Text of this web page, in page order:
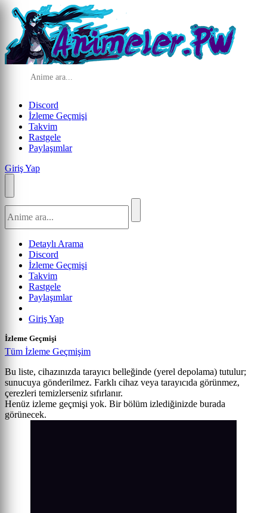
Discord
İzleme Geçmişi
Takvim
Rastgele
Paylaşımlar
Giriş Yap
Detaylı Arama
Discord
İzleme Geçmişi
Takvim
Rastgele
Paylaşımlar
Giriş Yap
İzleme Geçmişi
Tüm İzleme Geçmişim
Bu liste, cihazınızda tarayıcı belleğinde (yerel depolama) tutulur;
sunucuya gönderilmez. Farklı cihaz veya tarayıcıda görünmez,
çerezleri temizlerseniz sıfırlanır.
Henüz izleme geçmişi yok. Bir bölüm izlediğinizde burada
görünecek.